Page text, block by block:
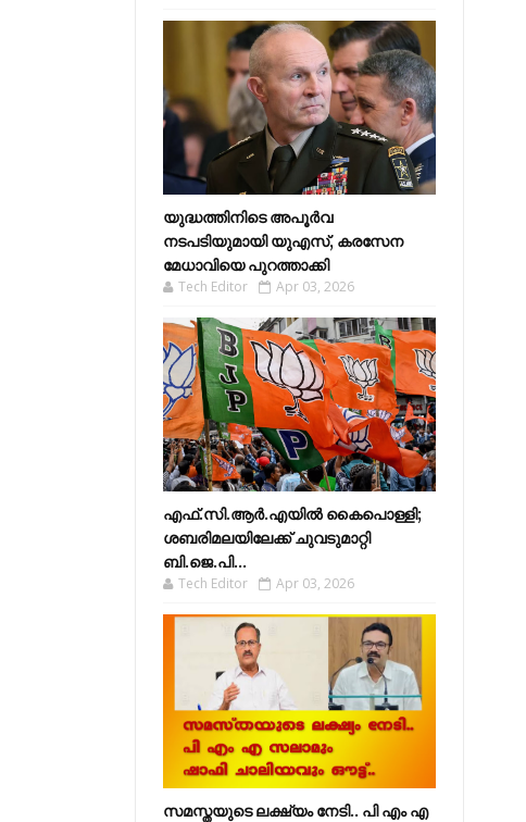
യുദ്ധത്തിനിടെ അപൂർവ
നടപടിയുമായി യുഎസ്, കരസേന
മേധാവിയെ പുറത്താക്കി
Tech Editor Apr 03, 2026
എഫ്​.സി.ആർ.എയിൽ കൈപൊള്ളി;
ശബരിമലയിലേക്ക്​ ചുവടുമാറ്റി
ബി.ജെ.പി...
Tech Editor Apr 03, 2026
സമസ്തയുടെ ലക്ഷ്യം നേടി.. പി എം എ